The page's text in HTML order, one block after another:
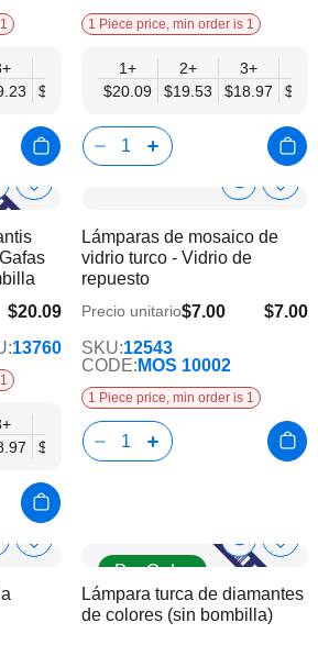
$18.66
9+
$18.10
12+
$17.53
15+
$16.96
1 Piece price, min order is 1
1+
$20.09
2+
$19.53
3+
$18.97
Añadir
lista
de
deseos
$20.09
$15.62
13760
$18.41
9+
$17.86
$17.30
$16.74
18+
Show
Info
Lámparas de mosaico de
vidrio turco - Vidrio de
repuesto
$7.00
Precio unitario$7.00
CODE: MOS 10002
SKU:12543
1 Piece price, min order is 1
Añadir
Pre Order
Show
Info la
Lámpara turca de diamantes
de colores (sin bombilla)